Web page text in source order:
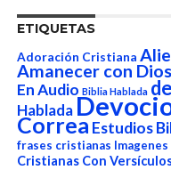
ETIQUETAS
Adoración Cristiana
Amanecer con Dios
En Audio Biblia Hablada
Hablada
Correa Estudios
frases cristianas
Cristianas Con